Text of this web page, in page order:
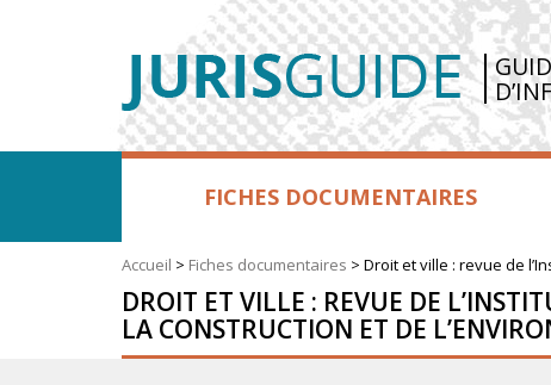
FICHES DOCUMENTAIRES
Accueil > Fiches documentaires > Droit et ville : revue de
DROIT ET VILLE : REVUE DE
LA CONSTRUCTION ET DE